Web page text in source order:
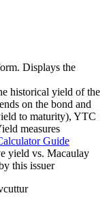
Displays the
historical yield of the
on the bond and
to maturity), YTC
measures
Guide
yield vs. Macaulay
this issuer